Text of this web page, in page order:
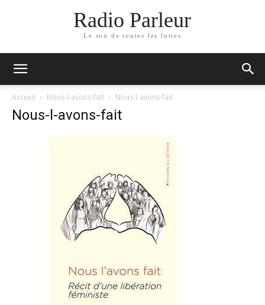
Radio Parleur
Le son de toutes les luttes
Accueil Nous-l-avons-fait Nous-l-avons-fait
Nous-l-avons-fait